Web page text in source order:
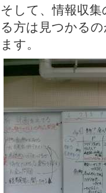
そして、情報収
る方は見つかる
ます。